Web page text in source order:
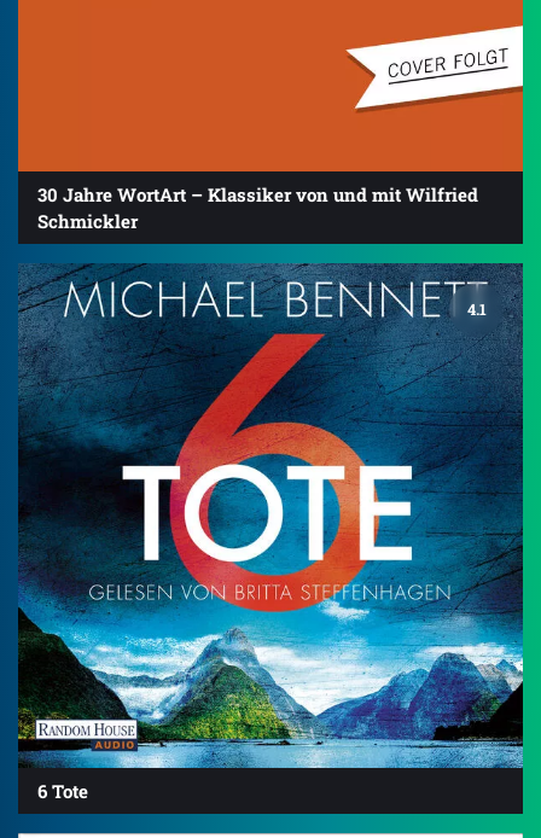
30 Jahre WortArt – Klassiker von und mit Wilfried
Schmickler
4.1
6 Tote